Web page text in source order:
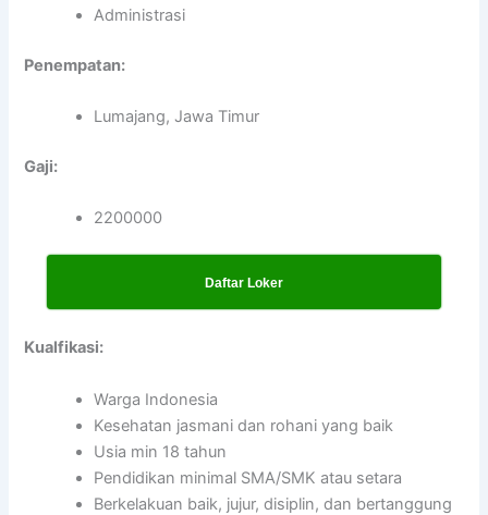
Administrasi
Penempatan:
Lumajang, Jawa Timur
Gaji:
2200000
Daftar Loker
Kualfikasi:
Warga Indonesia
Kesehatan jasmani dan rohani yang baik
Usia min 18 tahun
Pendidikan minimal SMA/SMK atau setara
Berkelakuan baik, jujur, disiplin, dan bertanggung